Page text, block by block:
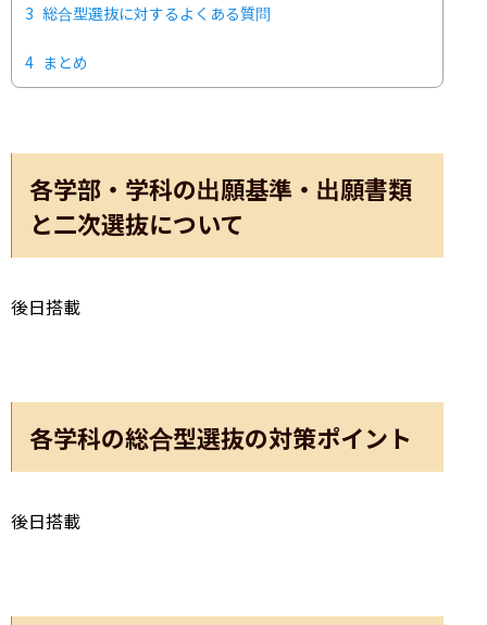
3 総合型選抜に対するよくある質問
4 まとめ
各学部・学科の出願基準・出願書類
と二次選抜について
後日搭載
各学科の総合型選抜の対策ポイント
後日搭載